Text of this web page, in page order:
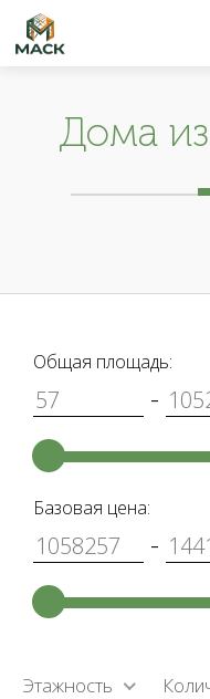
Дома
Общая площадь:
-
Базовая цена:
-
Этажность